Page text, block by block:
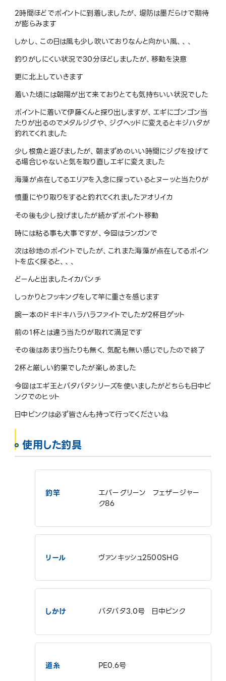
2時間ほどでポイントに到着しましたが、堤防は墨だらけで期待
が膨らみます
しかし、この日は風も少し吹いておりなんと向かい風、、、
釣りがしにくい状況で30分ほどしましたが、移動を決意
更に北上していきます
着いた頃には朝陽が出て来ておりとても気持ちいい状況でした
ポイントに着いて伊藤くんと探り出しますが、エギにゴンゴン当
たりが出るのでメタルジグや、ジグヘッドに変えるとキジハタが
釣れてくれました
少し根魚と遊びましたが、朝まずめのいい時間にジグを投げて
る場合じゃないと気を取り直しエギに変えました
海藻が点在してるエリアを入念に探っているとヌーッと当たりが
慎重にやり取りをすると釣れてくれましたアオリイカ
その後も少し投げましたが続かずポイント移動
時には粘る事も大事ですが、今回はランガンで
次は砂地のポイントでしたが、これまた海藻が点在してるポイン
トを広く探ると、、、
どーんと出ましたイカパンチ
しっかりとフッキングをして竿に重さを感じます
腕一本のドキドキハラハラファイトでしたが2杯目ゲット
前の1杯とは違う当たりが取れて満足です
その後はあまり当たりも無く、気配も無い感じでしたので終了
2杯と厳しい釣果でしたが楽しめました
今回はエギ王とパタパタシリーズを使いましたがどちらも日中ピ
ンクでのヒット
日中ピンクは必ず皆さんも持って行ってくださいね
使用した釣具
釣竿
エバーグリーン フェザージャー
ク86
リール ヴァンキッシュ2500SHG
しかけ パタパタ3.0号 日中ピンク
道糸 PE0.6号